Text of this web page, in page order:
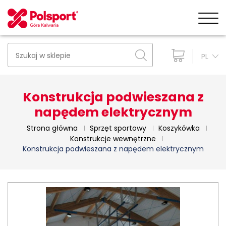
PL
Konstrukcja podwieszana z
napędem elektrycznym
Strona główna Sprzęt sportowy
Koszykówka
Konstrukcje wewnętrzne
Konstrukcja podwieszana z napędem elektrycznym